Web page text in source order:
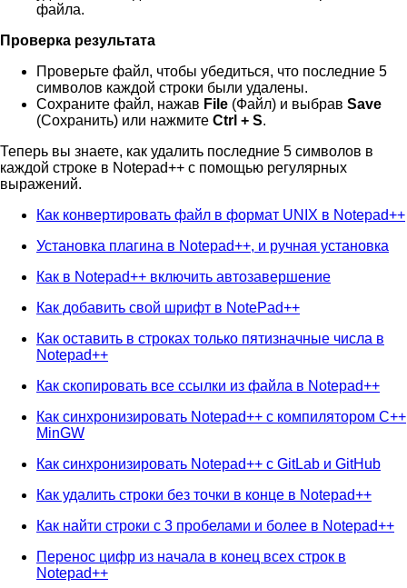
файла.
Проверка результата
Проверьте файл, чтобы убедиться, что последние 5
символов каждой строки были удалены.
Сохраните файл, нажав File (Файл) и выбрав Save
(Сохранить) или нажмите Ctrl + S.
Теперь вы знаете, как удалить последние 5 символов в
каждой строке в Notepad++ с помощью регулярных
выражений.
Как конвертировать файл в формат UNIX в Notepad++
Установка плагина в Notepad++, и ручная установка
Как в Notepad++ включить автозавершение
Как добавить свой шрифт в NotePad++
Как оставить в строках только пятизначные числа в
Notepad++
Как скопировать все ссылки из файла в Notepad++
Как синхронизировать Notepad++ с компилятором C++
MinGW
Как синхронизировать Notepad++ с GitLab и GitHub
Как удалить строки без точки в конце в Notepad++
Как найти строки с 3 пробелами и более в Notepad++
Перенос цифр из начала в конец всех строк в
Notepad++